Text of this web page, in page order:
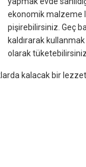
ekonomik malzeme
pişirebilirsiniz. Geç
kaldırarak
olarak tüketebilirsiniz.
kalacak bir